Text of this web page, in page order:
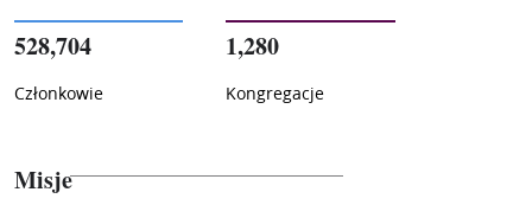
528,704
Członkowie
1,280
Kongregacje
Misje